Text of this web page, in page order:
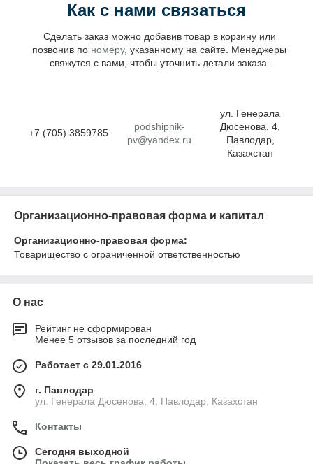
Как с нами связаться
Сделать заказ можно добавив товар в корзину или
позвонив по номеру, указанному на сайте. Менеджеры
свяжутся с вами, чтобы уточнить детали заказа.
+7 (705) 3859785
podshipnik-
pv@yandex.ru
ул. Генерала
Дюсенова, 4,
Павлодар,
Казахстан
Организационно-правовая форма и капитал
Организационно-правовая форма:
Товарищество с ограниченной ответственностью
О нас
Рейтинг не сформирован
Менее 5 отзывов за последний год
Работает с 29.01.2016
г. Павлодар
ул. Генерала Дюсенова, 4, Павлодар, Казахстан
Контакты
Сегодня выходной